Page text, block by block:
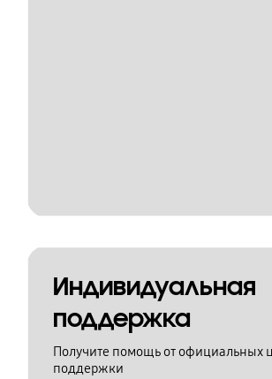
Индивидуальная
поддержка
Получите помощь от официальных
поддержки